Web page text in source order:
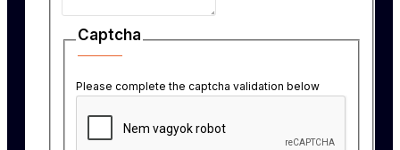
Captcha
Please complete the captcha validation below